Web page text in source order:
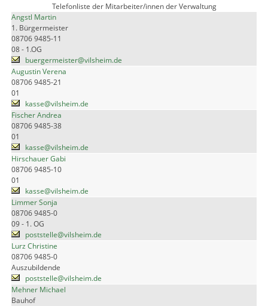
Telefonliste der Mitarbeiter/innen der Verwaltung
Angstl Martin
1. Bürgermeister
08706 9485-11
08 - 1.OG
buergermeister@vilsheim.de
Augustin Verena
08706 9485-21
01
kasse@vilsheim.de
Fischer Andrea
08706 9485-38
01
kasse@vilsheim.de
Hirschauer Gabi
08706 9485-10
01
kasse@vilsheim.de
Limmer Sonja
08706 9485-0
09 - 1. OG
poststelle@vilsheim.de
Lurz Christine
08706 9485-0
Auszubildende
poststelle@vilsheim.de
Mehner Michael
Bauhof